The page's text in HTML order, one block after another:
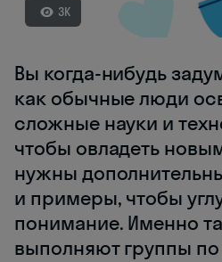
3K
Вы когда-нибудь
как обычные люди
сложные науки и
чтобы овладеть
нужны
и примеры, чтобы
понимание. Именно
выполняют группы